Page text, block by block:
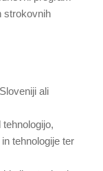
strokovnih
ali
tehnologije ter